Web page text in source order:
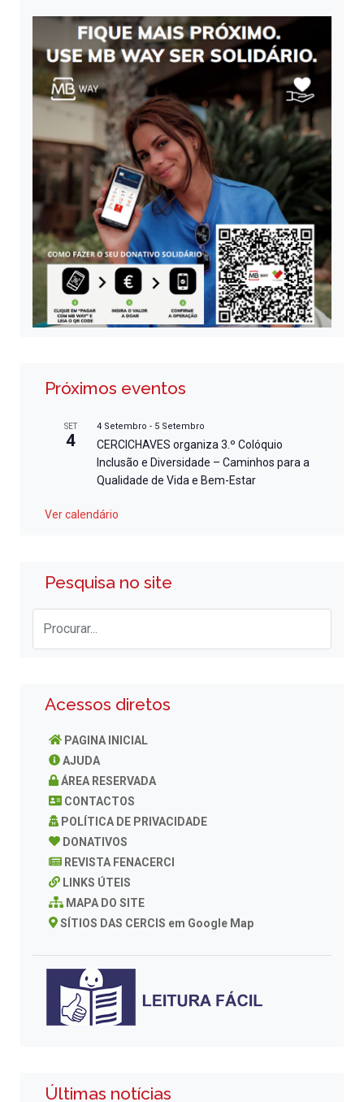
Próximos eventos
SET
4
4 Setembro - 5 Setembro
CERCICHAVES organiza 3.º Colóquio
Inclusão e Diversidade – Caminhos para a
Qualidade de Vida e Bem-Estar
Ver calendário
Pesquisa no site
Acessos diretos
PAGINA INICIAL
AJUDA
ÁREA RESERVADA
CONTACTOS
POLÍTICA DE PRIVACIDADE
DONATIVOS
REVISTA FENACERCI
LINKS ÚTEIS
MAPA DO SITE
SÍTIOS DAS CERCIS em Google Map
Últimas notícias